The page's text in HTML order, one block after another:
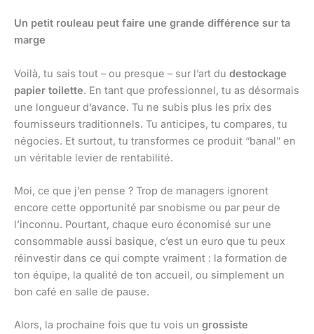
Un petit rouleau peut faire une grande différence sur ta
marge
Voilà, tu sais tout – ou presque – sur l’art du destockage
papier toilette. En tant que professionnel, tu as désormais
une longueur d’avance. Tu ne subis plus les prix des
fournisseurs traditionnels. Tu anticipes, tu compares, tu
négocies. Et surtout, tu transformes ce produit “banal” en
un véritable levier de rentabilité.
Moi, ce que j’en pense ? Trop de managers ignorent
encore cette opportunité par snobisme ou par peur de
l’inconnu. Pourtant, chaque euro économisé sur une
consommable aussi basique, c’est un euro que tu peux
réinvestir dans ce qui compte vraiment : la formation de
ton équipe, la qualité de ton accueil, ou simplement un
bon café en salle de pause.
Alors, la prochaine fois que tu vois un grossiste